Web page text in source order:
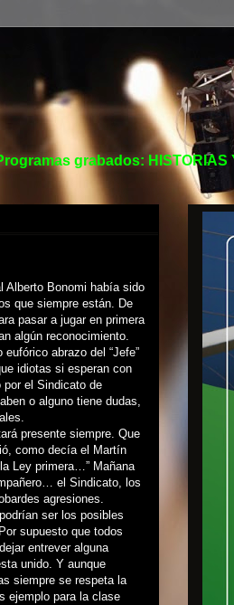
grabados: HISTORIAS
Alberto Bonomi había sido
que siempre están. De
pasar a jugar en primera
algún reconocimiento.
abrazo del “Jefe”
idiotas si esperan con
por el Sindicato de
o alguno tiene dudas,
presente siempre. Que
como decía el Martín
Ley primera…” Mañana
el Sindicato, los
agresiones.
ser los posibles
supuesto que todos
entrever alguna
unido. Y aunque
siempre se respeta la
ejemplo para la clase